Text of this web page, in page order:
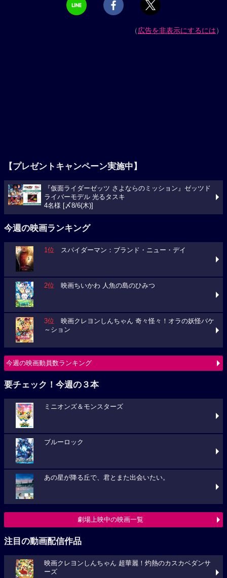
（広告を非表示にするには）
【プレゼントキャンペーン実施中】
『仮面ライダーゼッツ さよならのミッション』ゼッツド
ライバーモデル 光るタスキ
4名様 [〆8/6(木)]
今週の映画ランキング
1位 スパイダーマン：ブランド・ニュー・デイ
2位 映画ちいかわ 人魚の島のひみつ
3位 映画クレヨンしんちゃん 奇々怪々！オラの妖怪バケ
～ション
今週の映画動員数ランキング
要チェック！今週の３本
ミニオンズ＆モンスターズ
ブルーロック
あの星が降る丘で、君とまた出会いたい。
劇場上映中の映画一覧
注目の動画配信作品
映画クレヨンしんちゃん 超華麗！灼熱のカスカベダンサ
ーズ